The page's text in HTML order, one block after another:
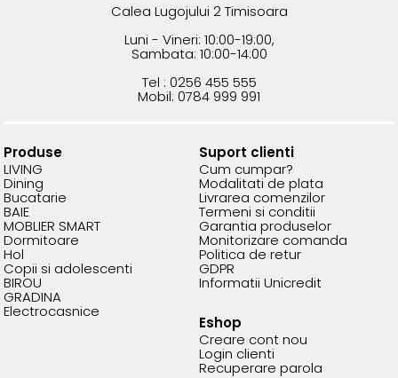
Calea Lugojului 2 Timisoara
Luni - Vineri: 10:00-19:00,
Sambata: 10:00-14:00
Tel : 0256 455 555
Mobil: 0784 999 991
Produse
LIVING
Dining
Bucatarie
BAIE
MOBLIER SMART
Dormitoare
Hol
Copii si adolescenti
BIROU
GRADINA
Electrocasnice
Suport clienti
Cum cumpar?
Modalitati de plata
Livrarea comenzilor
Termeni si conditii
Garantia produselor
Monitorizare comanda
Politica de retur
GDPR
Informatii Unicredit
Eshop
Creare cont nou
Login clienti
Recuperare parola